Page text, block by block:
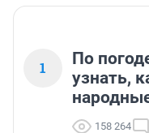
1
По
узнать,
158 264